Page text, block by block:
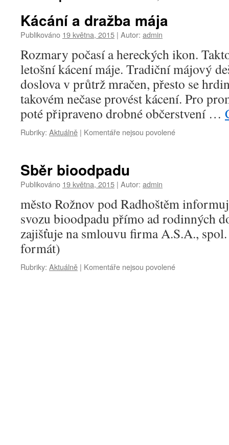
Kácání a dražba mája
Publikováno 19 května, 2015 | Autor: admin
Rozmary počasí a hereckých ikon.
letošní kácení máje. Tradiční májový
doslova v průtrž mračen, přesto se
takovém nečase provést kácení. Pro
poté připraveno drobné občerstvení …
Rubriky: Aktuálně | Komentáře nejsou povolenéu
mája
Sběr bioodpadu
Publikováno 19 května, 2015 | Autor: admin
město Rožnov pod Radhoštěm
svozu bioodpadu přímo ad rodinných
zajišťuje na smlouvu firma A.S.A.,
formát)
Rubriky: Aktuálně | Komentáře nejsou povolenéu